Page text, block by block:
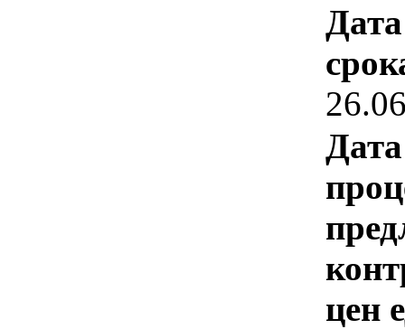
цен